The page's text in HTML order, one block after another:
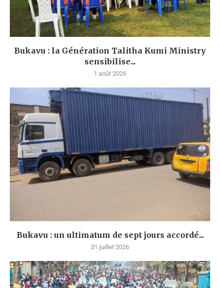
Bukavu : la Génération Talitha Kumi Ministry
sensibilise...
1 août 2026
Bukavu : un ultimatum de sept jours accordé...
31 juillet 2026